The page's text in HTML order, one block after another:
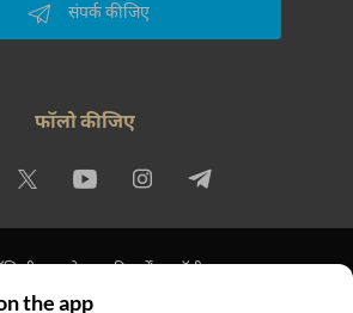
संपर्क कीजिए
फॉलो कीजिए
इस्तेमाल की शर्तें कॉपीराइट
Foundation. All rights reserved.
the app